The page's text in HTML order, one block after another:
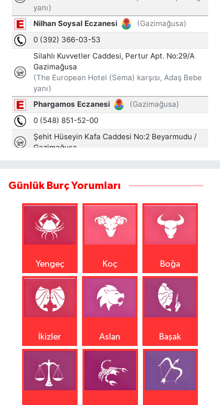
Günlük Burç Yorumları
Yengeç Koç Boğa
İkizler Aslan Başak